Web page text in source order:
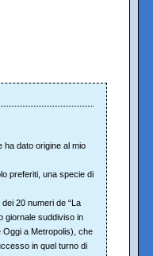
ha dato origine al mio
preferiti, una specie di
20 numeri de “La
giornale suddiviso in
a Metropolis), che
in quel turno di